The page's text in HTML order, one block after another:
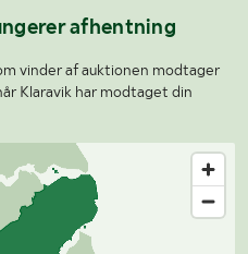
afhentning
vinder af auktionen modtager
Klaravik har modtaget din